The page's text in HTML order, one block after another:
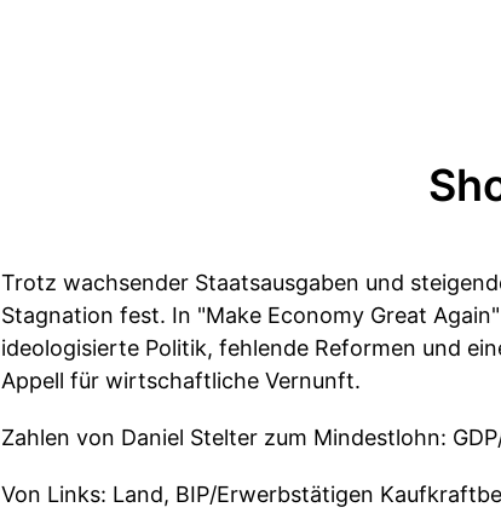
Trotz wachsender Staatsausgaben und
Stagnation fest. In "Make Economy Great
ideologisierte Politik, fehlende Reformen und
Appell für wirtschaftliche Vernunft.
Zahlen von Daniel Stelter zum Mindestlohn:
Von Links: Land, BIP/Erwerbstätigen